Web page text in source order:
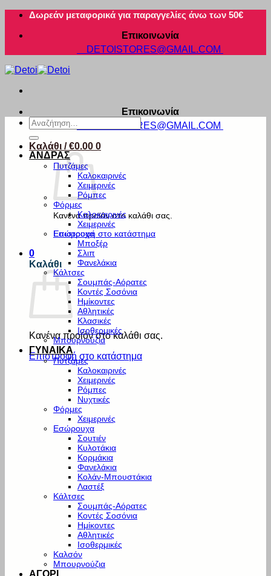
Μετάβαση
περιεχόμενο
Δωρεάν μεταφορικά για παραγγελίες άνω των 50€
Επικοινωνία
DETOISTORES@GMAIL.COM
Επικοινωνία
DETOISTORES@GMAIL.COM
Καλάθι /€0.00 0
Κανένα προϊόν στο καλάθι σας.
Επιστροφή στο κατάστημα
0
Καλάθι
Κανένα προϊόν στο καλάθι σας.
Επιστροφή στο κατάστημα
Αναζήτηση
για:
ΑΝΔΡΑΣ
Πυτζάμες
Καλοκαιρινές
Χειμερινές
Ρόμπες
Φόρμες
Καλοκαιρινές
Χειμερινές
Εσώρουχα
Μποξέρ
Σλιπ
Φανελάκια
Κάλτσες
Σουμπάς-Αόρατες
Κοντές Σοσόνια
Ημίκοντες
Αθλητικές
Κλασικές
Ισοθερμικές
Μπουρνούζια
ΓΥΝΑΙΚΑ
Πυτζάμες
Καλοκαιρινές
Χειμερινές
Ρόμπες
Νυχτικές
Φόρμες
Χειμερινές
Εσώρουχα
Σουτιέν
Κυλοτάκια
Κορμάκια
Φανελάκια
Κολάν-Μπουστάκια
Λαστέξ
Κάλτσες
Σουμπάς-Αόρατες
Κοντές Σοσόνια
Ημίκοντες
Αθλητικές
Ισοθερμικές
Καλσόν
Μπουρνούζια
ΑΓΟΡΙ